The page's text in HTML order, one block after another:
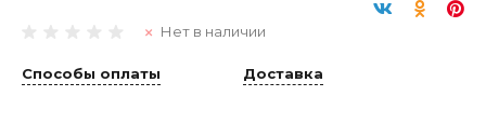
Нет в наличии
Способы оплаты Доставка